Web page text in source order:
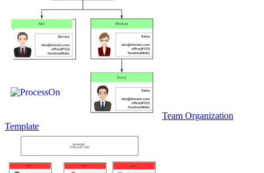
Team Organization
Template